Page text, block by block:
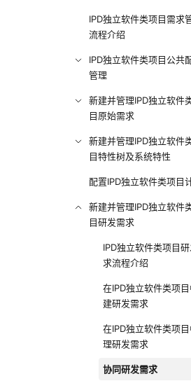
IPD独立软件类项目需求
流程介绍
IPD独立软件类项目公共
管理
新建并管理IPD独立软件
目原始需求
新建并管理IPD独立软件
目特性树及系统特性
配置IPD独立软件类项目
新建并管理IPD独立软件
目研发需求
IPD独立软件类项目
求流程介绍
在IPD独立软件类项
建研发需求
在IPD独立软件类项
理研发需求
协同研发需求